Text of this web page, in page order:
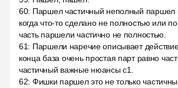
60: Паршел частичный неполный паршел
когда что-то сделано не полностью или
часть паршели частично не полностью.
61: Паршели наречие описывает
конца база очень простая парт равно
частичный важные нюансы c1.
62: Фишки паршел это не только